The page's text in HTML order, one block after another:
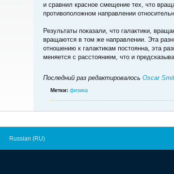
и сравнил красное смещение тех, что
противоположном направлении
Результаты показали, что галактики,
вращаются в том же направлении. Эта
отношению к галактикам постоянна, эта
меняется с расстоянием, что и
Последний раз редактировалось Oscar
Метки: физика
Russian (RU)